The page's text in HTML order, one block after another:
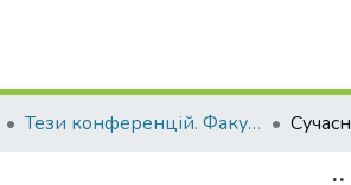
Тези конференцій. Факультет обліку та фінансів